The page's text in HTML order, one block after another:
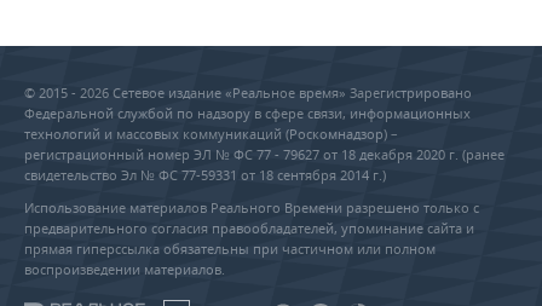
© 2015 - 2026 Сетевое издание «Реальное время» Зарегистрировано
Федеральной службой по надзору в сфере связи, информационных
технологий и массовых коммуникаций (Роскомнадзор) –
регистрационный номер ЭЛ № ФС 77 - 79627 от 18 декабря 2020 г. (ранее
свидетельство Эл № ФС 77-59331 от 18 сентября 2014 г.)
Использование материалов Реального Времени разрешено только с
предварительного согласия правообладателей, упоминание сайта и
прямая гиперссылка обязательны при частичном или полном
воспроизведении материалов.